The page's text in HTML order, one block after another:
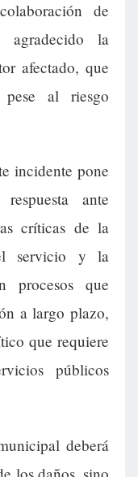
de
agradecido la
afectado, que
pese al riesgo
incidente pone
ante
críticas de la
servicio y la
procesos que
a largo plazo,
que requiere
públicos
deberá